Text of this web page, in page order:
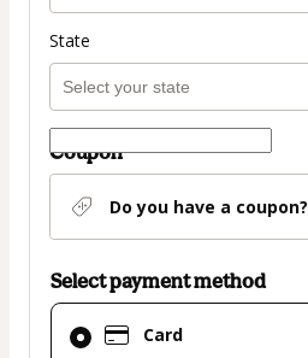
State
Coupon
Do you have a coupon?
Select payment method
Card
Card
selected